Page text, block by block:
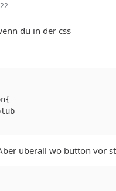
du in der css
überall wo button vor